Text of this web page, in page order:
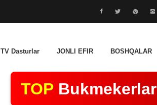
TV Dasturlar JONLI EFIR BOSHQALAR
TOP Bukmekerlar